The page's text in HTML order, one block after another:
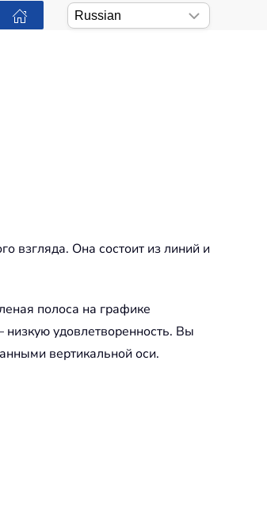
взгляда. Она состоит из линий и
полоса на графике
удовлетворенность. Вы
вертикальной оси.